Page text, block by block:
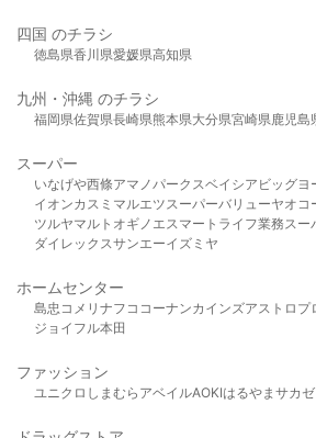
四国 のチラシ
徳島県香川県愛媛県高知県
九州・沖縄 のチラシ
福岡県佐賀県長崎県熊本県大分県宮崎県鹿児島
スーパー
いなげや西條アマノパークスベイシア ビッグヨ
イオンカスミ マルエツスーパーバリューヤオコ
ツルヤマルト オギノ エスマート ライフ業務スー
ダイレックスサンエーイズミヤ
ホームセンター
島忠 コメリ ナフコ コーナンカインズアストロプ
ジョイフル本田
ファッション
ユニクロ しまむら アベイルAOKIはるやま サカ